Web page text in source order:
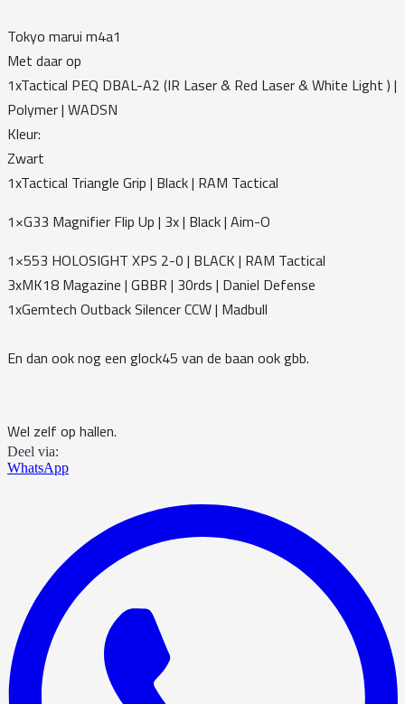
Tokyo marui m4a1
Met daar op
1xTactical PEQ DBAL-A2 (IR Laser & Red Laser & White Light ) |
Polymer | WADSN
Kleur:
Zwart
1xTactical Triangle Grip | Black | RAM Tactical
1×G33 Magnifier Flip Up | 3x | Black | Aim-O
1×553 HOLOSIGHT XPS 2-0 | BLACK | RAM Tactical
3xMK18 Magazine | GBBR | 30rds | Daniel Defense
1xGemtech Outback Silencer CCW | Madbull
En dan ook nog een glock45 van de baan ook gbb.
Wel zelf op hallen.
Deel via:
WhatsApp